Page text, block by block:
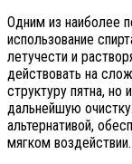
Одним из наиболее
использование
летучести и
действовать на
структуру пятна, но
дальнейшую
альтернативой,
мягком воздействии.